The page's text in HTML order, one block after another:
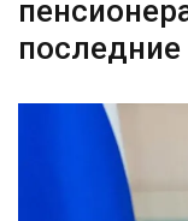
последние